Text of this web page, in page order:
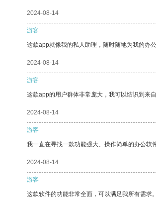
2024-08-14
游客
这款app就像我的私人助理，随时随地为我的办公
2024-08-14
游客
这款app的用户群体非常庞大，我可以结识到来自
2024-08-14
游客
我一直在寻找一款功能强大、操作简单的办公
2024-08-14
游客
这款软件的功能非常全面，可以满足我所有需求。